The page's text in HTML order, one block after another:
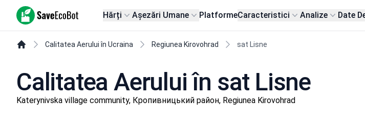
SaveEcoBot Hărți Așezări Umane PlatformeCaracteristici Analize Date
Calitatea Aerului în Ucraina Regiunea Kirovohrad sat Lisne
Calitatea Aerului în sat Lisne
Katerynivska village community, Кропивницький район, Regiunea Kirovohrad